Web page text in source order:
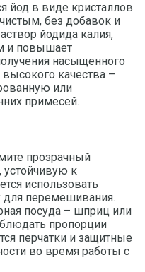
йод в виде кристаллов
без добавок и
йодида калия,
и повышает
насыщенного
качества –
или
примесей.
прозрачный
устойчивую к
использовать
для перемешивания.
посуда – шприц или
пропорции
перчатки и защитные
во время работы с